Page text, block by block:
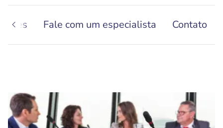
Fale com um especialista Contato